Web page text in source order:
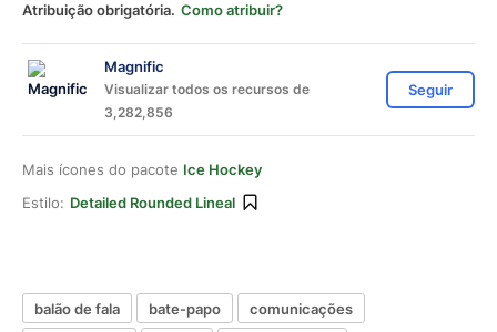
Atribuição obrigatória. Como atribuir?
Magnific
Visualizar todos os recursos de
3,282,856
Seguir
Mais ícones do pacote Ice Hockey
Estilo: Detailed Rounded Lineal
balão de fala bate-papo
comunicações